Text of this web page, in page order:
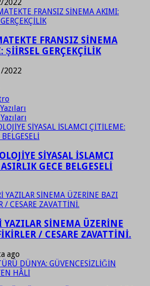
2022
FRANSIZ SİNEMA
GERÇEKÇİLİK
2022
SİYASAL İSLAMCI
GECE BELGESELİ
YAZILAR SİNEMA ÜZERİNE
/ CESARE ZAVATTİNİ.
ago